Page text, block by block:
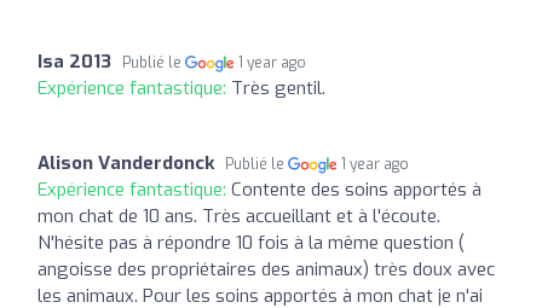
Isa 2013 Publié le 1 year ago
Expérience fantastique: Très gentil.
Alison Vanderdonck Publié le 1 year ago
Expérience fantastique: Contente des soins apportés à
mon chat de 10 ans. Très accueillant et à l'écoute.
N'hésite pas à répondre 10 fois à la même question (
angoisse des propriétaires des animaux) très doux avec
les animaux. Pour les soins apportés à mon chat je n'ai